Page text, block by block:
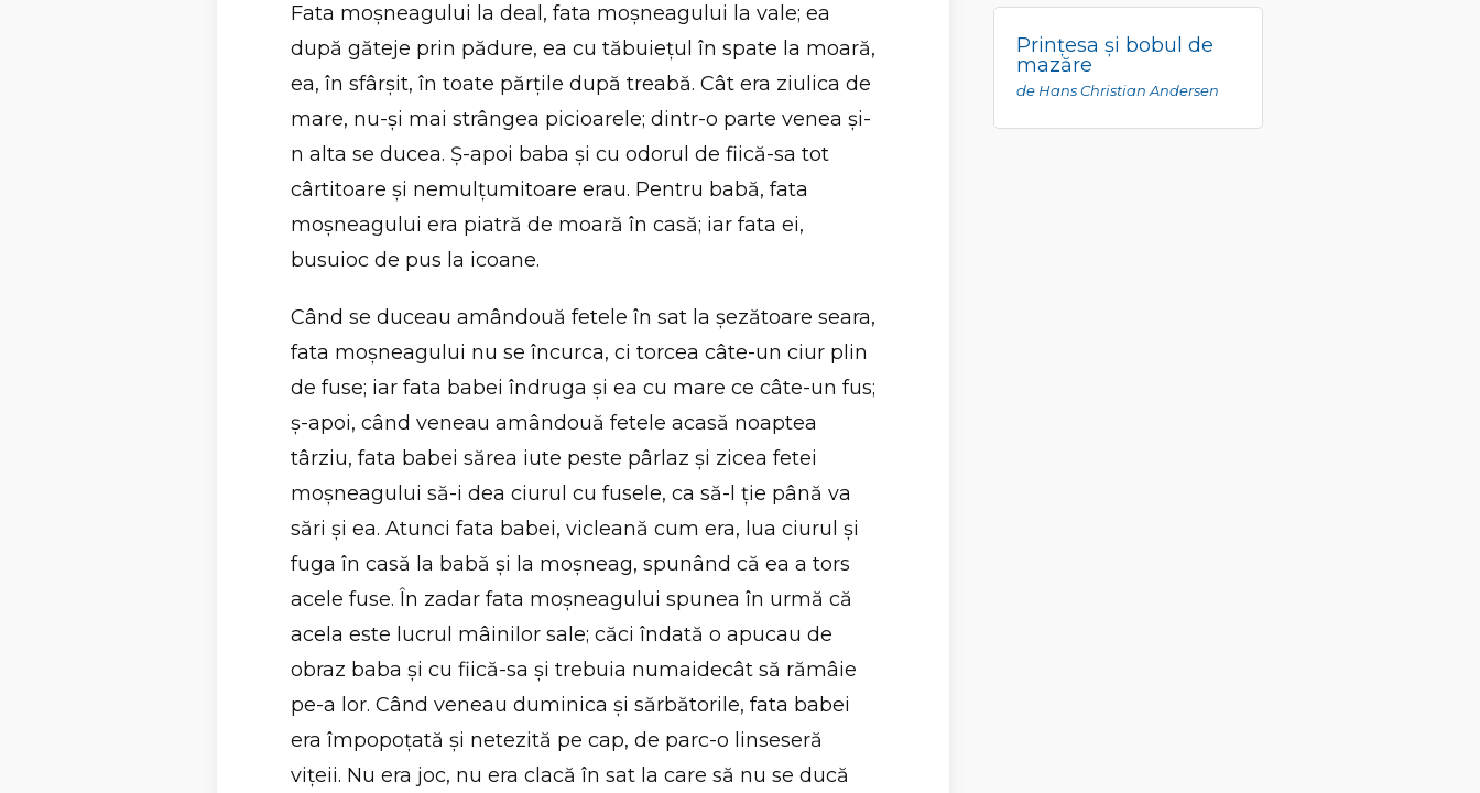
Fata moşneagului la deal, fata moşneagului la vale; ea
după găteje prin pădure, ea cu tăbuieţul în spate la moară,
ea, în sfârşit, în toate părţile după treabă. Cât era ziulica de
mare, nu-şi mai strângea picioarele; dintr-o parte venea şi-
n alta se ducea. Ş-apoi baba şi cu odorul de fiică-sa tot
cârtitoare şi nemulţumitoare erau. Pentru babă, fata
moşneagului era piatră de moară în casă; iar fata ei,
busuioc de pus la icoane.
Când se duceau amândouă fetele în sat la şezătoare seara,
fata moşneagului nu se încurca, ci torcea câte-un ciur plin
de fuse; iar fata babei îndruga şi ea cu mare ce câte-un fus;
ş-apoi, când veneau amândouă fetele acasă noaptea
târziu, fata babei sărea iute peste pârlaz şi zicea fetei
moşneagului să-i dea ciurul cu fusele, ca să-l ţie până va
sări şi ea. Atunci fata babei, vicleană cum era, lua ciurul şi
fuga în casă la babă şi la moşneag, spunând că ea a tors
acele fuse. În zadar fata moşneagului spunea în urmă că
acela este lucrul mâinilor sale; căci îndată o apucau de
obraz baba şi cu fiică-sa şi trebuia numaidecât să rămâie
pe-a lor. Când veneau duminica şi sărbătorile, fata babei
era împopoţată şi netezită pe cap, de parc-o linseseră
viţeii. Nu era joc, nu era clacă în sat la care să nu se ducă
Prinţesa şi bobul de
mazăre
de Hans Christian Andersen